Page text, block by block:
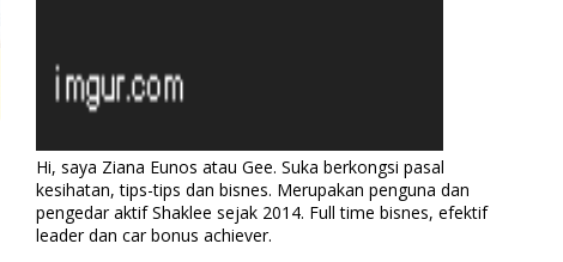
Hi, saya Ziana Eunos atau Gee. Suka berkongsi pasal
kesihatan, tips-tips dan bisnes. Merupakan penguna dan
pengedar aktif Shaklee sejak 2014. Full time bisnes, efektif
leader dan car bonus achiever.